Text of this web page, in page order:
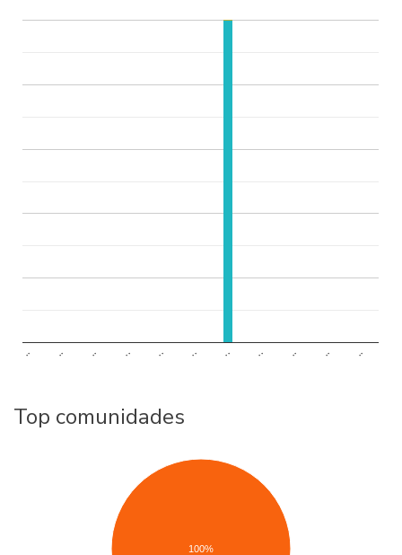
.. .. .. .. .. .. .. .. .. .. ..
Top comunidades
100%